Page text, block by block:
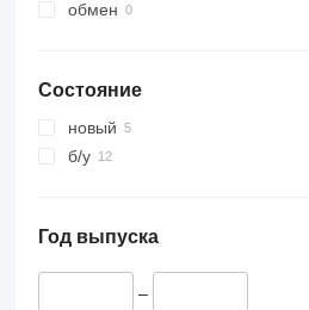
обмен
Состояние
новый
б/у
Год выпуска
–